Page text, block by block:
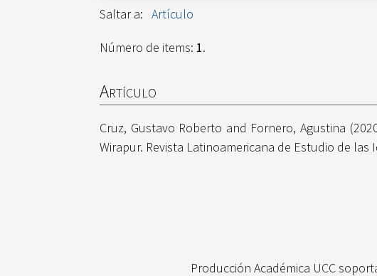
Saltar a: Artículo
Número de items: 1.
Artículo
Cruz, Gustavo Roberto and Fornero, Agustina
Wirapur. Revista Latinoamericana de Estudio de las
Producción Académica UCC